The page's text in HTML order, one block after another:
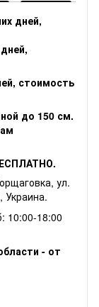
дней,
стоимость
до 150 см.
ул.
Украина.
10:00-18:00
- от